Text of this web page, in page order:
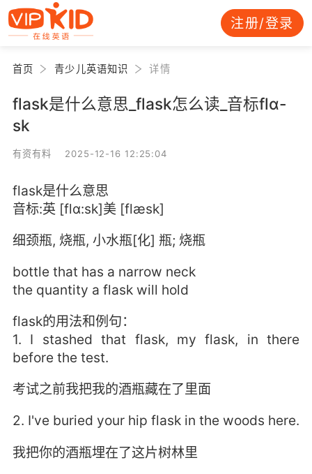
注册/登录
首页 青少儿英语知识 详情
flask是什么意思_flask怎么读_音标flɑ-
sk
有资有料 2025-12-16 12:25:04
flask是什么意思
音标:英 [flɑ:sk]美 [flæsk]
细颈瓶, 烧瓶, 小水瓶[化] 瓶; 烧瓶
bottle that has a narrow neck
the quantity a flask will hold
flask的用法和例句：
1. I stashed that flask, my flask, in there
before the test.
考试之前我把我的酒瓶藏在了里面
2. I've buried your hip flask in the woods here.
我把你的酒瓶埋在了这片树林里